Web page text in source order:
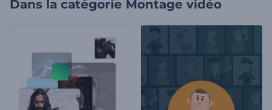
Dans la catégorie Montage vidéo